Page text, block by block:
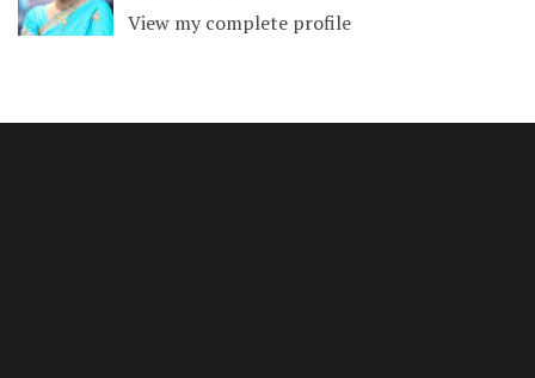
View my complete profile